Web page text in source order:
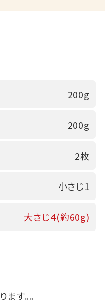
200g
200g
2枚
小さじ1
大さじ4(約60g)
す。。